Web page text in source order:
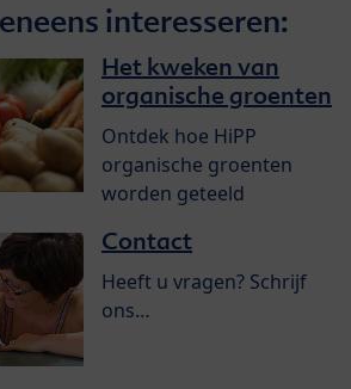
interesseren:
Het kweken van
organische groenten
Ontdek hoe HiPP
organische groenten
worden geteeld
Contact
Heeft u vragen? Schrijf
ons…